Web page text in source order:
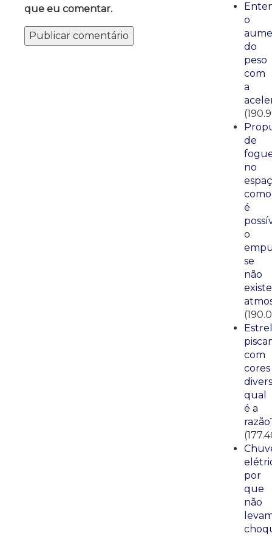
que eu comentar.
o
do
peso
com
a
de
no
como
é
o
se
não
existe
com
cores
qual
é a
por
que
não